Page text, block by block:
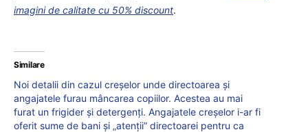
imagini de calitate cu 50% discount.
Similare
Noi detalii din cazul creșelor unde directoarea și
angajatele furau mâncarea copiilor. Acestea au mai
furat un frigider și detergenți. Angajatele creșelor i-ar fi
oferit sume de bani și „atenții” directoarei pentru ca